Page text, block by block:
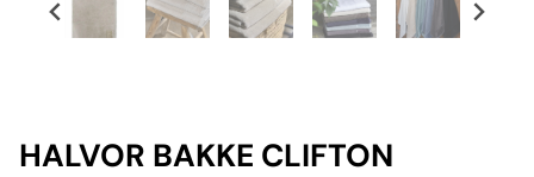
HALVOR BAKKE CLIFTON